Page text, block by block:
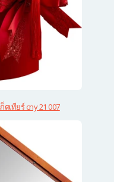
เทียร์ cny 21 007